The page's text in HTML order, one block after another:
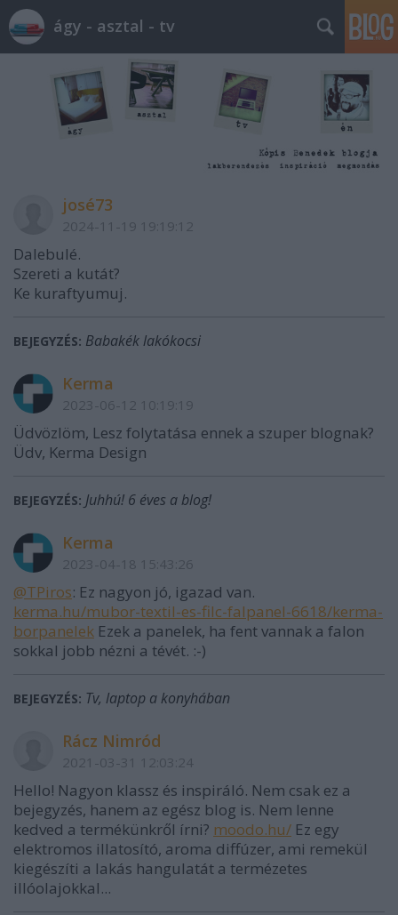
ágy - asztal - tv
josé73
2024-11-19 19:19:12
Dalebulé.
Szereti a kutát?
Ke kuraftyumuj.
BEJEGYZÉS: Babakék lakókocsi
Kerma
2023-06-12 10:19:19
Üdvözlöm, Lesz folytatása ennek a szuper blognak?
Üdv, Kerma Design
BEJEGYZÉS: Juhhú! 6 éves a blog!
Kerma
2023-04-18 15:43:26
@TPiros: Ez nagyon jó, igazad van.
kerma.hu/mubor-textil-es-filc-falpanel-6618/kerma-
borpanelek Ezek a panelek, ha fent vannak a falon
sokkal jobb nézni a tévét. :-)
BEJEGYZÉS: Tv, laptop a konyhában
Rácz Nimród
2021-03-31 12:03:24
Hello! Nagyon klassz és inspiráló. Nem csak ez a
bejegyzés, hanem az egész blog is. Nem lenne
kedved a termékünkről írni? moodo.hu/ Ez egy
elektromos illatosító, aroma diffúzer, ami remekül
kiegészíti a lakás hangulatát a termézetes
illóolajokkal...